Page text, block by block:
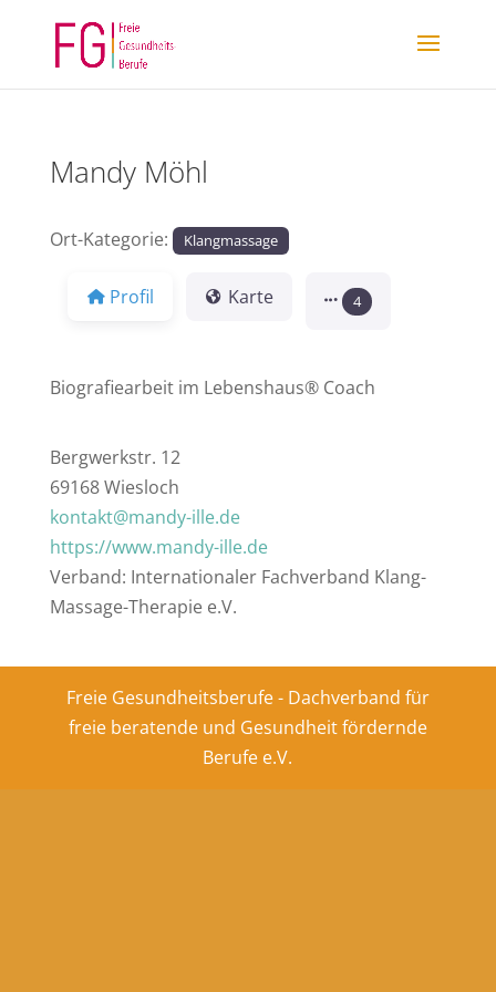
Mandy Möhl
Ort-Kategorie: Klangmassage
Profil Karte 4
Biografiearbeit im Lebenshaus® Coach
Bergwerkstr. 12
69168 Wiesloch
kontakt@mandy-ille.de
https://www.mandy-ille.de
Verband: Internationaler Fachverband Klang-
Massage-Therapie e.V.
Freie Gesundheitsberufe - Dachverband für
freie beratende und Gesundheit fördernde
Berufe e.V.